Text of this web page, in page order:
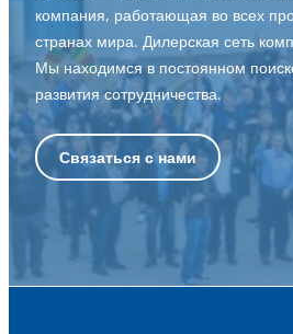
компания, работающая во всех
странах мира. Дилерская сеть
Мы находимся в постоянном
развития сотрудничества.
Связаться с нами